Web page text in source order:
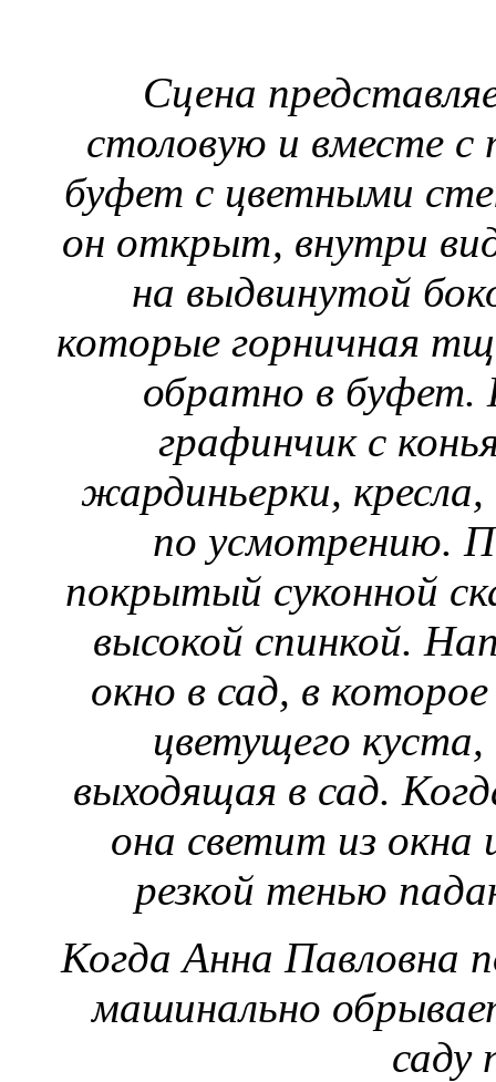
Сцена
столовую и вместе
буфет с цветными
он открыт, внутри
на выдвинутой
которые горничная
обратно в буфет.
графинчик с
жардиньерки,
по усмотрению.
покрытый суконной
высокой спинкой.
окно в сад, в
цветущего куста,
выходящая в сад.
она светит из окна
резкой тенью
Когда Анна Павловна
машинально
саду